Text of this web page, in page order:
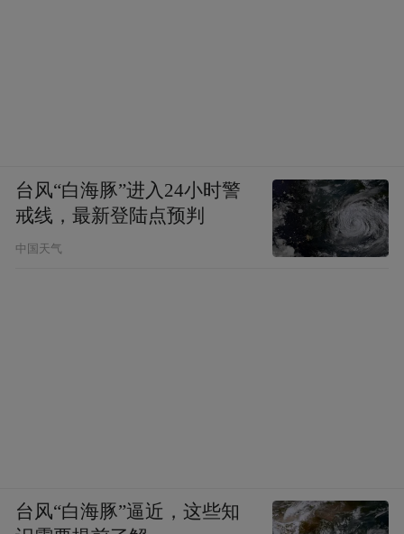
台风“白海豚”进入24小时警
戒线，最新登陆点预判
中国天气
台风“白海豚”逼近，这些知